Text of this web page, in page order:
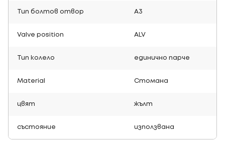
Тип болтов отвор A3
Valve position ALV
Тип колело единично парче
Material Стомана
цвят жълт
състояние използвана